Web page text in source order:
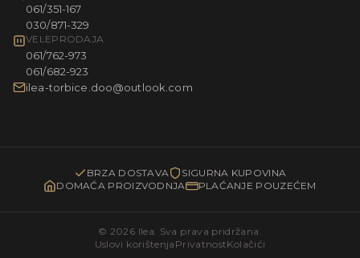
061/351-167
030/871-329
VELEPRODAJA
061/762-973
061/682-923
ilea-torbice.doo@outlook.com
BRZA DOSTAVA
SIGURNA KUPOVINA
DOMAĆA PROIZVODNJA
PLAĆANJE POUZEĆEM
© 2026 Ilea. Sva prava pridržana.
Uslovi korištenja PrivatnostKolačići